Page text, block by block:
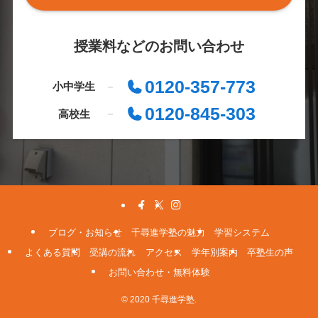
授業料などのお問い合わせ
小中学生 0120-357-773
高校生 0120-845-303
ブログ・お知らせ 千尋進学塾の魅力
学習システム
よくある質問
受講の流れ アクセス 学年別案内
卒塾生の声
お問い合わせ・無料体験
© 2020 千尋進学塾.